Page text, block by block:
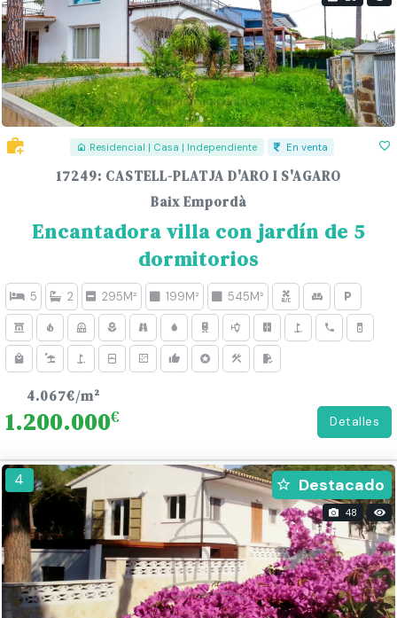
Residencial | Casa | Independiente En venta
17249: CASTELL-PLATJA D'ARO I S'AGARO
Baix Empordà
Encantadora villa con jardín de 5
dormitorios
5 2 295M² 199M² 545M²
4.067€/m²
1.200.000€ Detalles
4
267 Destacado
48